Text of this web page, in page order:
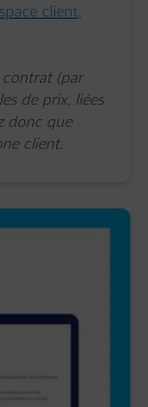
client,
contrat (par
de prix, liées
donc que
client.